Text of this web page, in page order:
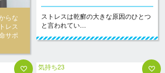
らな
レス
サポ
ストレスは乾癬の大きな原因のひとつ
と言われてい…
気持ち23